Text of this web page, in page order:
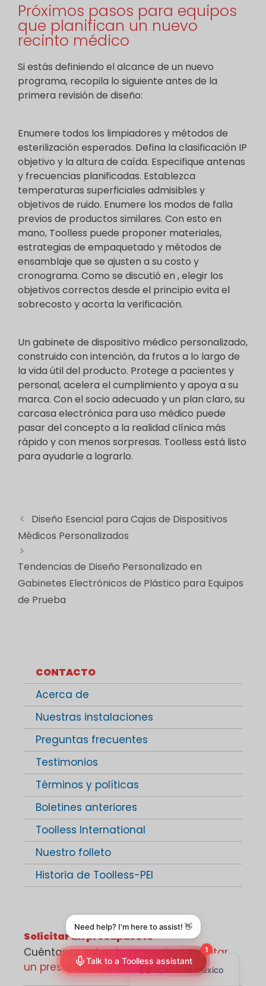
Próximos pasos para equipos
que planifican un nuevo
recinto médico
Si estás definiendo el alcance de un nuevo
programa, recopila lo siguiente antes de la
primera revisión de diseño:
Enumere todos los limpiadores y métodos de
esterilización esperados. Defina la clasificación IP
objetivo y la altura de caída. Especifique antenas
y frecuencias planificadas. Establezca
temperaturas superficiales admisibles y
objetivos de ruido. Enumere los modos de falla
previos de productos similares. Con esto en
mano, Toolless puede proponer materiales,
estrategias de empaquetado y métodos de
ensamblaje que se ajusten a su costo y
cronograma. Como se discutió en , elegir los
objetivos correctos desde el principio evita el
sobrecosto y acorta la verificación.
Un gabinete de dispositivo médico personalizado,
construido con intención, da frutos a lo largo de
la vida útil del producto. Protege a pacientes y
personal, acelera el cumplimiento y apoya a su
marca. Con el socio adecuado y un plan claro, su
carcasa electrónica para uso médico puede
pasar del concepto a la realidad clínica más
rápido y con menos sorpresas. Toolless está listo
para ayudarle a lograrlo.
Diseño Esencial para Cajas de Dispositivos
Médicos Personalizados
Tendencias de Diseño Personalizado en
Gabinetes Electrónicos de Plástico para Equipos
de Prueba
CONTACTO
Acerca de
Nuestras instalaciones
Preguntas frecuentes
Testimonios
Términos y políticas
Boletines anteriores
Toolless International
Nuestro folleto
Historia de Toolless-PEI
Solicitar un presupuesto
Cuéntanos sobre tu proyecto osolicitar
un presupuesto completo.
Español de México